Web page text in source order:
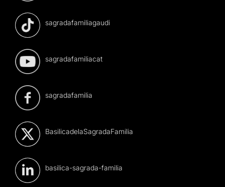
sagradafamiliagaudi
sagradafamiliacat
sagradafamilia
BasilicadelaSagradaFamilia
basilica-sagrada-familia